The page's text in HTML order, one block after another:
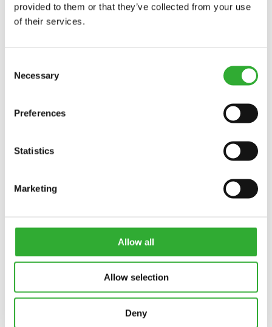
provided to them or that they’ve collected from your use
of their services.
Selection
Necessary
Preferences
Statistics
Marketing
Allow all
Allow selection
Deny
CONTATAR
INTERESSE EM ACESSÓRIOS?